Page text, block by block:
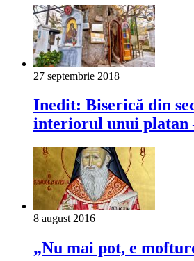
27 septembrie 2018
Inedit: Biserică din
interiorul unui platan
8 august 2016
„Nu mai pot, e